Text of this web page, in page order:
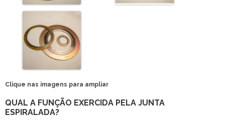
Clique nas imagens para ampliar
QUAL A FUNÇÃO EXERCIDA PELA JUNTA
ESPIRALADA?